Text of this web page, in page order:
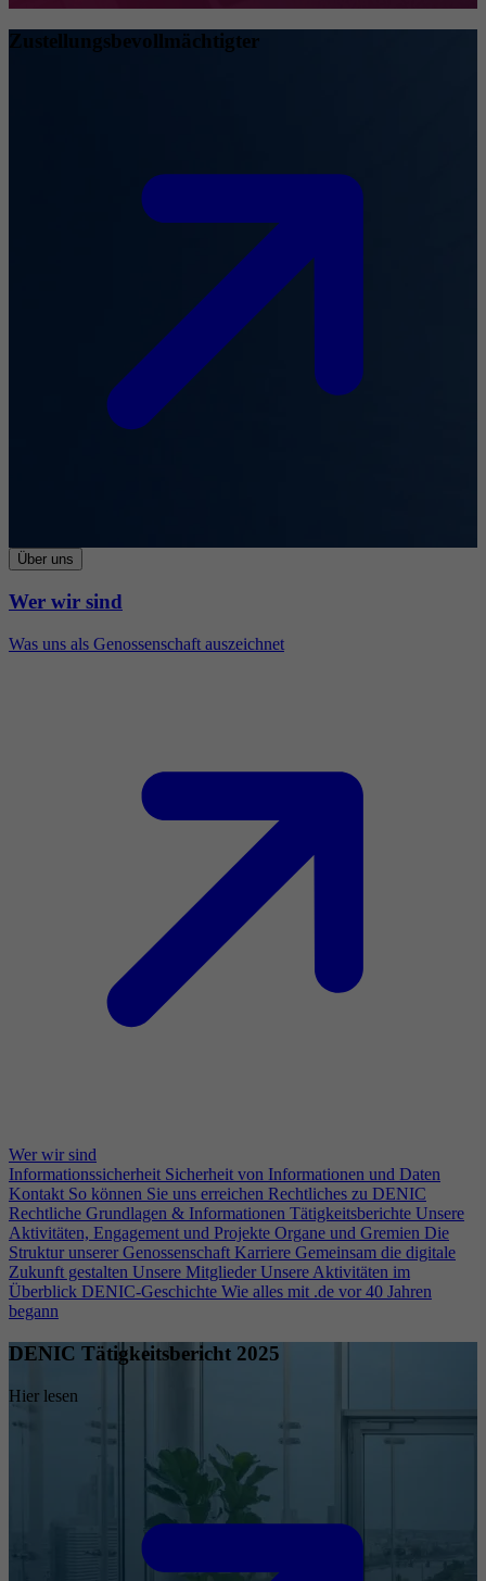
Zustellungsbevollmächtigter
Über uns
Wer wir sind
Was uns als Genossenschaft auszeichnet
Wer wir sind
Informationssicherheit Sicherheit von Informationen und Daten
Kontakt So können Sie uns erreichen Rechtliches zu DENIC
Rechtliche Grundlagen & Informationen Tätigkeitsberichte Unsere
Aktivitäten, Engagement und Projekte Organe und Gremien Die
Struktur unserer Genossenschaft Karriere Gemeinsam die digitale
Zukunft gestalten Unsere Mitglieder Unsere Aktivitäten im
Überblick DENIC-Geschichte Wie alles mit .de vor 40 Jahren
begann
DENIC Tätigkeitsbericht 2025
Hier lesen